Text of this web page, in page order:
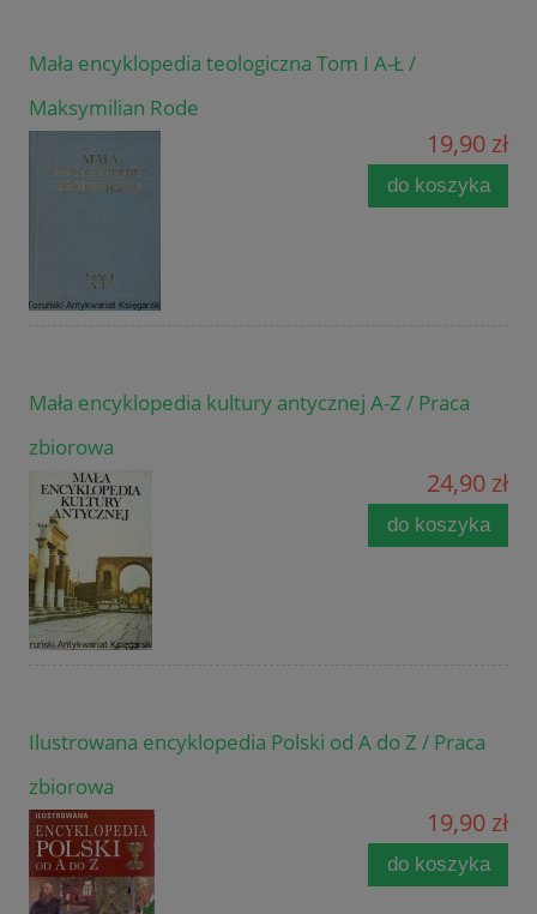
Mała encyklopedia teologiczna Tom I A-Ł /
Maksymilian Rode
19,90 zł
do koszyka
Mała encyklopedia kultury antycznej A-Z / Praca
zbiorowa
24,90 zł
do koszyka
Ilustrowana encyklopedia Polski od A do Z / Praca
zbiorowa
19,90 zł
do koszyka